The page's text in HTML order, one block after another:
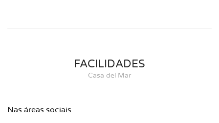
FACILIDADES
Casa del Mar
Nas áreas sociais